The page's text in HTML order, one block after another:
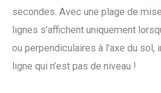
secondes. Avec une plage de
lignes s’affichent uniquement
ou perpendiculaires à l’axe du sol,
ligne qui n’est pas de niveau !